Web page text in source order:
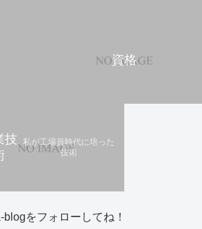
資格
技
私が工場員時代に培った
技術
blogをフォローしてね！